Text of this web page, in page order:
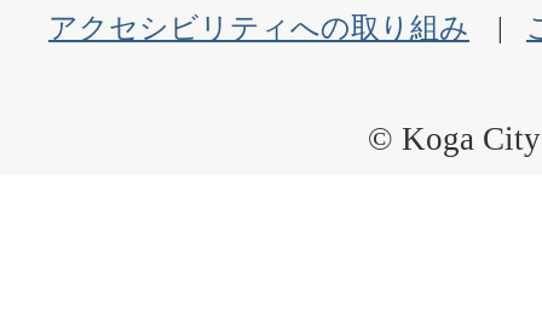
アクセシビリティへの取り組み
© Koga City